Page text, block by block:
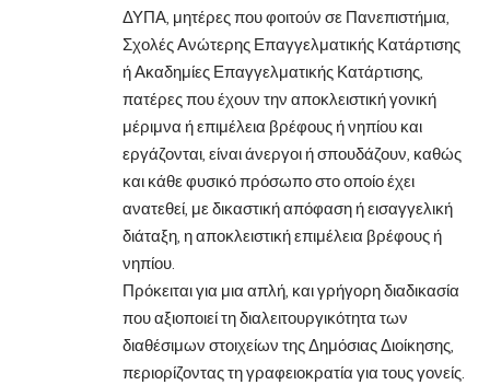
ΔΥΠΑ, μητέρες που φοιτούν σε Πανεπιστήμια,
Σχολές Ανώτερης Επαγγελματικής Κατάρτισης
ή Ακαδημίες Επαγγελματικής Κατάρτισης,
πατέρες που έχουν την αποκλειστική γονική
μέριμνα ή επιμέλεια βρέφους ή νηπίου και
εργάζονται, είναι άνεργοι ή σπουδάζουν, καθώς
και κάθε φυσικό πρόσωπο στο οποίο έχει
ανατεθεί, με δικαστική απόφαση ή εισαγγελική
διάταξη, η αποκλειστική επιμέλεια βρέφους ή
νηπίου.
Πρόκειται για μια απλή, και γρήγορη διαδικασία
που αξιοποιεί τη διαλειτουργικότητα των
διαθέσιμων στοιχείων της Δημόσιας Διοίκησης,
περιορίζοντας τη γραφειοκρατία για τους γονείς.